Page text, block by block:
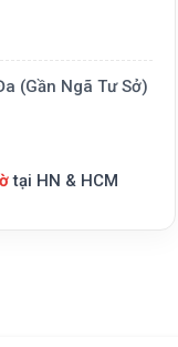
(Gần Ngã Tư Sở)
tại HN & HCM